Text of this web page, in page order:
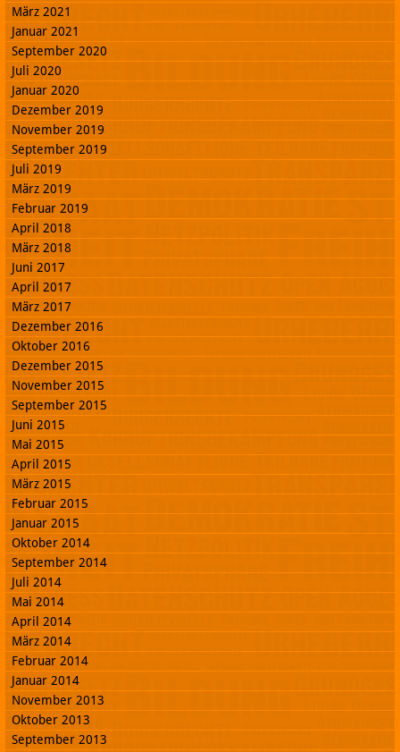
März 2021
Januar 2021
September 2020
Juli 2020
Januar 2020
Dezember 2019
November 2019
September 2019
Juli 2019
März 2019
Februar 2019
April 2018
März 2018
Juni 2017
April 2017
März 2017
Dezember 2016
Oktober 2016
Dezember 2015
November 2015
September 2015
Juni 2015
Mai 2015
April 2015
März 2015
Februar 2015
Januar 2015
Oktober 2014
September 2014
Juli 2014
Mai 2014
April 2014
März 2014
Februar 2014
Januar 2014
November 2013
Oktober 2013
September 2013